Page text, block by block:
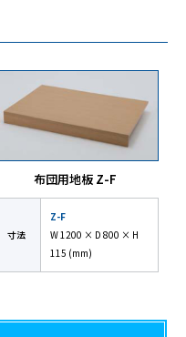
布団用地板 Z-F
寸法
Z-F
W 1200 × D 800 × H
115 (mm)